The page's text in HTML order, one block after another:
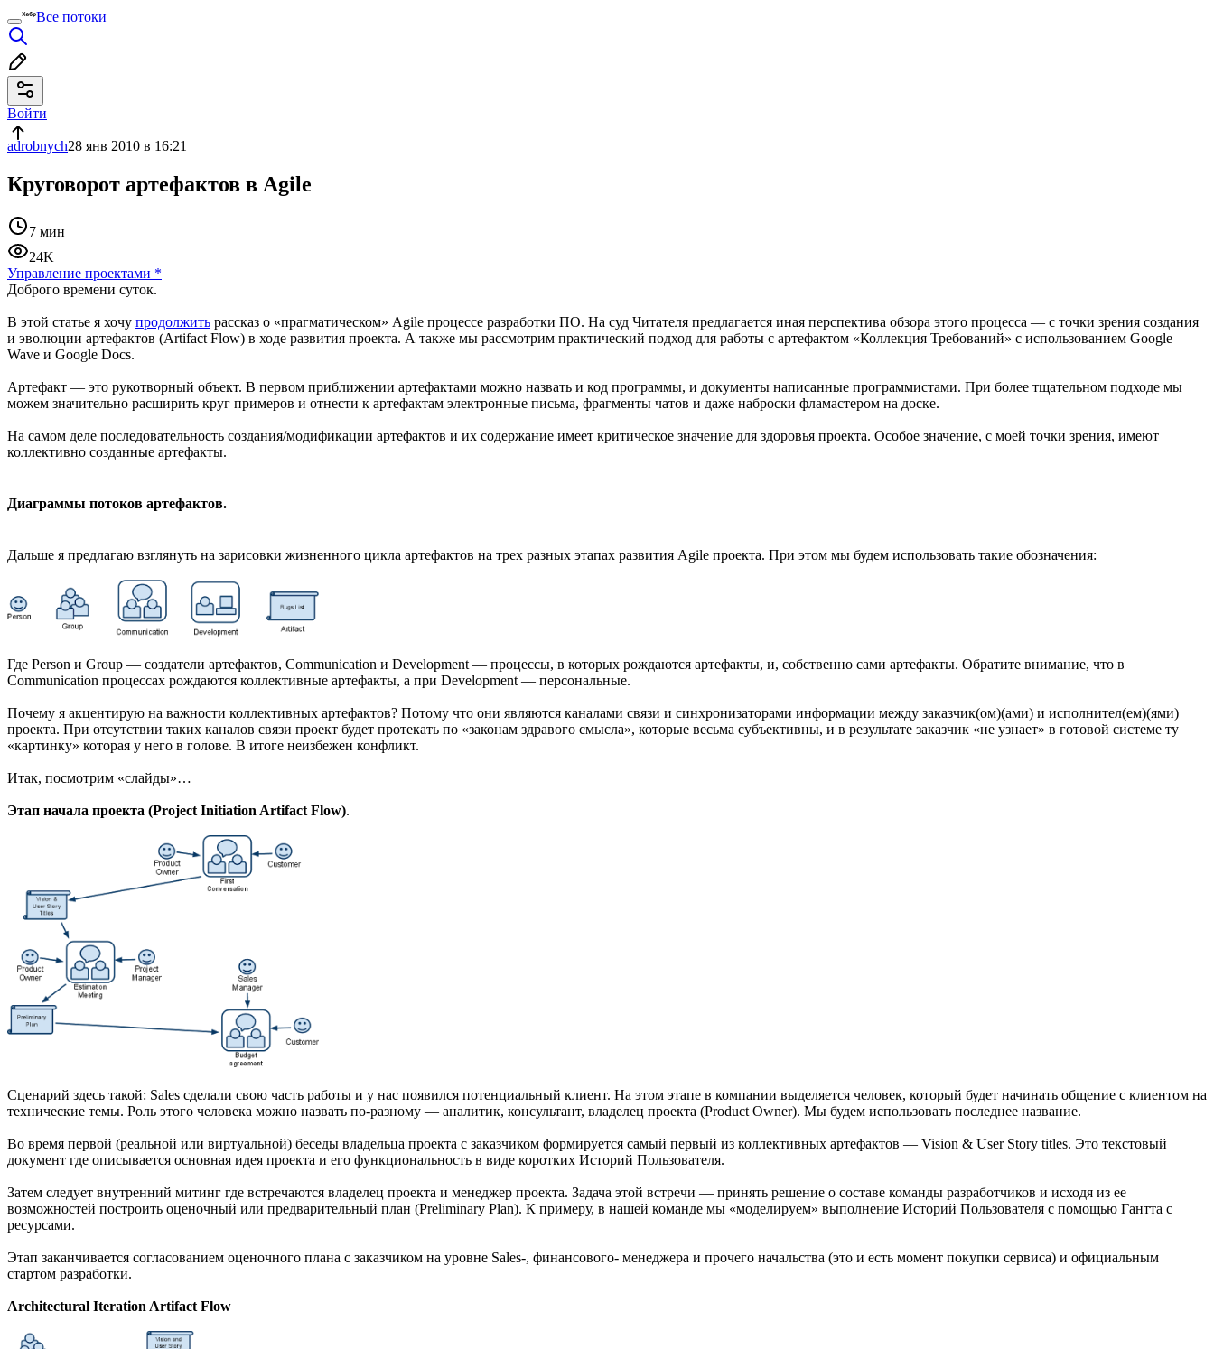
Все потоки
Войти
adrobnych28 янв 2010 в 16:21
Круговорот артефактов в Agile
7 мин
24K
Управление проектами *
Доброго времени суток.
В этой статье я хочу продолжить рассказ о «прагматическом» Agile процессе разработки ПО. На суд Читателя предлагается иная перспектива обзора этого процесса — с точки зрения создания
и эволюции артефактов (Artifact Flow) в ходе развития проекта. А также мы рассмотрим практический подход для работы с артефактом «Коллекция Требований» с использованием Google
Wave и Google Docs.
Артефакт — это рукотворный объект. В первом приближении артефактами можно назвать и код программы, и документы написанные программистами. При более тщательном подходе мы
можем значительно расширить круг примеров и отнести к артефактам электронные письма, фрагменты чатов и даже наброски фламастером на доске.
На самом деле последовательность создания/модификации артефактов и их содержание имеет критическое значение для здоровья проекта. Особое значение, с моей точки зрения, имеют
коллективно созданные артефакты.
Диаграммы потоков артефактов.
Дальше я предлагаю взглянуть на зарисовки жизненного цикла артефактов на трех разных этапах развития Agile проекта. При этом мы будем использовать такие обозначения:
Где Person и Group — создатели артефактов, Communication и Development — процессы, в которых рождаются артефакты, и, собственно сами артефакты. Обратите внимание, что в
Communication процессах рождаются коллективные артефакты, а при Development — персональные.
Почему я акцентирую на важности коллективных артефактов? Потому что они являются каналами связи и синхронизаторами информации между заказчик(ом)(ами) и исполнител(ем)(ями)
проекта. При отсутствии таких каналов связи проект будет протекать по «законам здравого смысла», которые весьма субъективны, и в результате заказчик «не узнает» в готовой системе ту
«картинку» которая у него в голове. В итоге неизбежен конфликт.
Итак, посмотрим «слайды»…
Этап начала проекта (Project Initiation Artifact Flow).
Сценарий здесь такой: Sales сделали свою часть работы и у нас появился потенциальный клиент. На этом этапе в компании выделяется человек, который будет начинать общение с клиентом на
технические темы. Роль этого человека можно назвать по-разному — аналитик, консультант, владелец проекта (Product Owner). Мы будем использовать последнее название.
Во время первой (реальной или виртуальной) беседы владельца проекта с заказчиком формируется самый первый из коллективных артефактов — Vision & User Story titles. Это текстовый
документ где описывается основная идея проекта и его функциональность в виде коротких Историй Пользователя.
Затем следует внутренний митинг где встречаются владелец проекта и менеджер проекта. Задача этой встречи — принять решение о составе команды разработчиков и исходя из ее
возможностей построить оценочный или предварительный план (Preliminary Plan). К примеру, в нашей команде мы «моделируем» выполнение Историй Пользователя с помощью Гантта с
ресурсами.
Этап заканчивается согласованием оценочного плана с заказчиком на уровне Sales-, финансового- менеджера и прочего начальства (это и есть момент покупки сервиса) и официальным
стартом разработки.
Architectural Iteration Artifact Flow